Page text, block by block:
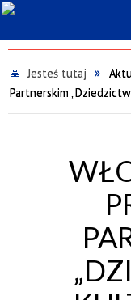
Jesteś tutaj
Partnerskim